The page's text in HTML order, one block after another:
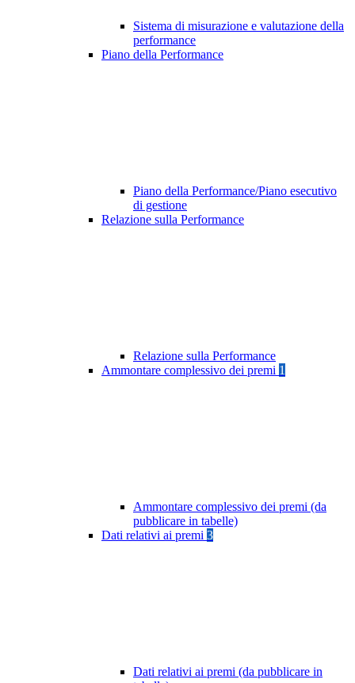
Sistema di misurazione e valutazione della
performance
Piano della Performance
Piano della Performance/Piano esecutivo
di gestione
Relazione sulla Performance
Relazione sulla Performance
Ammontare complessivo dei premi 1
Ammontare complessivo dei premi (da
pubblicare in tabelle)
Dati relativi ai premi 3
Dati relativi ai premi (da pubblicare in